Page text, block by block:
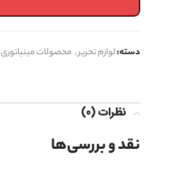
دسته:لوازم تحریر, محصولات مینیاتوری
نظرات (0)
نقد و بررسی‌ها